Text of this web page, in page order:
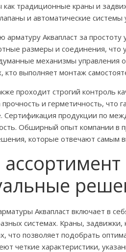
как традиционные краны и
и автоматические системы
Аквапласт за простоту
размеры и соединения, что
механизмы управления
кто выполняет монтаж
проходит строгий контроль
и герметичность, что
Сертификация продукции по
Обширный опыт компании в
которые отвечают самым
Аквапласт включает в
системах. Краны,
что позволяет подобрать
четкие характеристики,